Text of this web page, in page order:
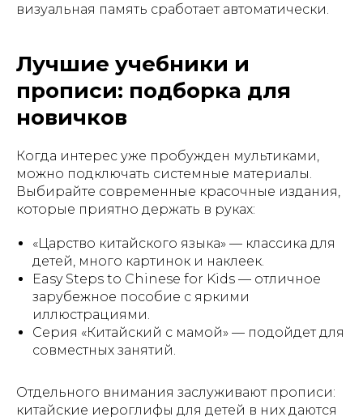
визуальная память сработает автоматически.
Лучшие учебники и
прописи: подборка для
новичков
Когда интерес уже пробужден мультиками,
можно подключать системные материалы.
Выбирайте современные красочные издания,
которые приятно держать в руках:
«Царство китайского языка» — классика для
детей, много картинок и наклеек.
Easy Steps to Chinese for Kids — отличное
зарубежное пособие с яркими
иллюстрациями.
Серия «Китайский с мамой» — подойдет для
совместных занятий.
Отдельного внимания заслуживают прописи:
китайские иероглифы для детей в них даются